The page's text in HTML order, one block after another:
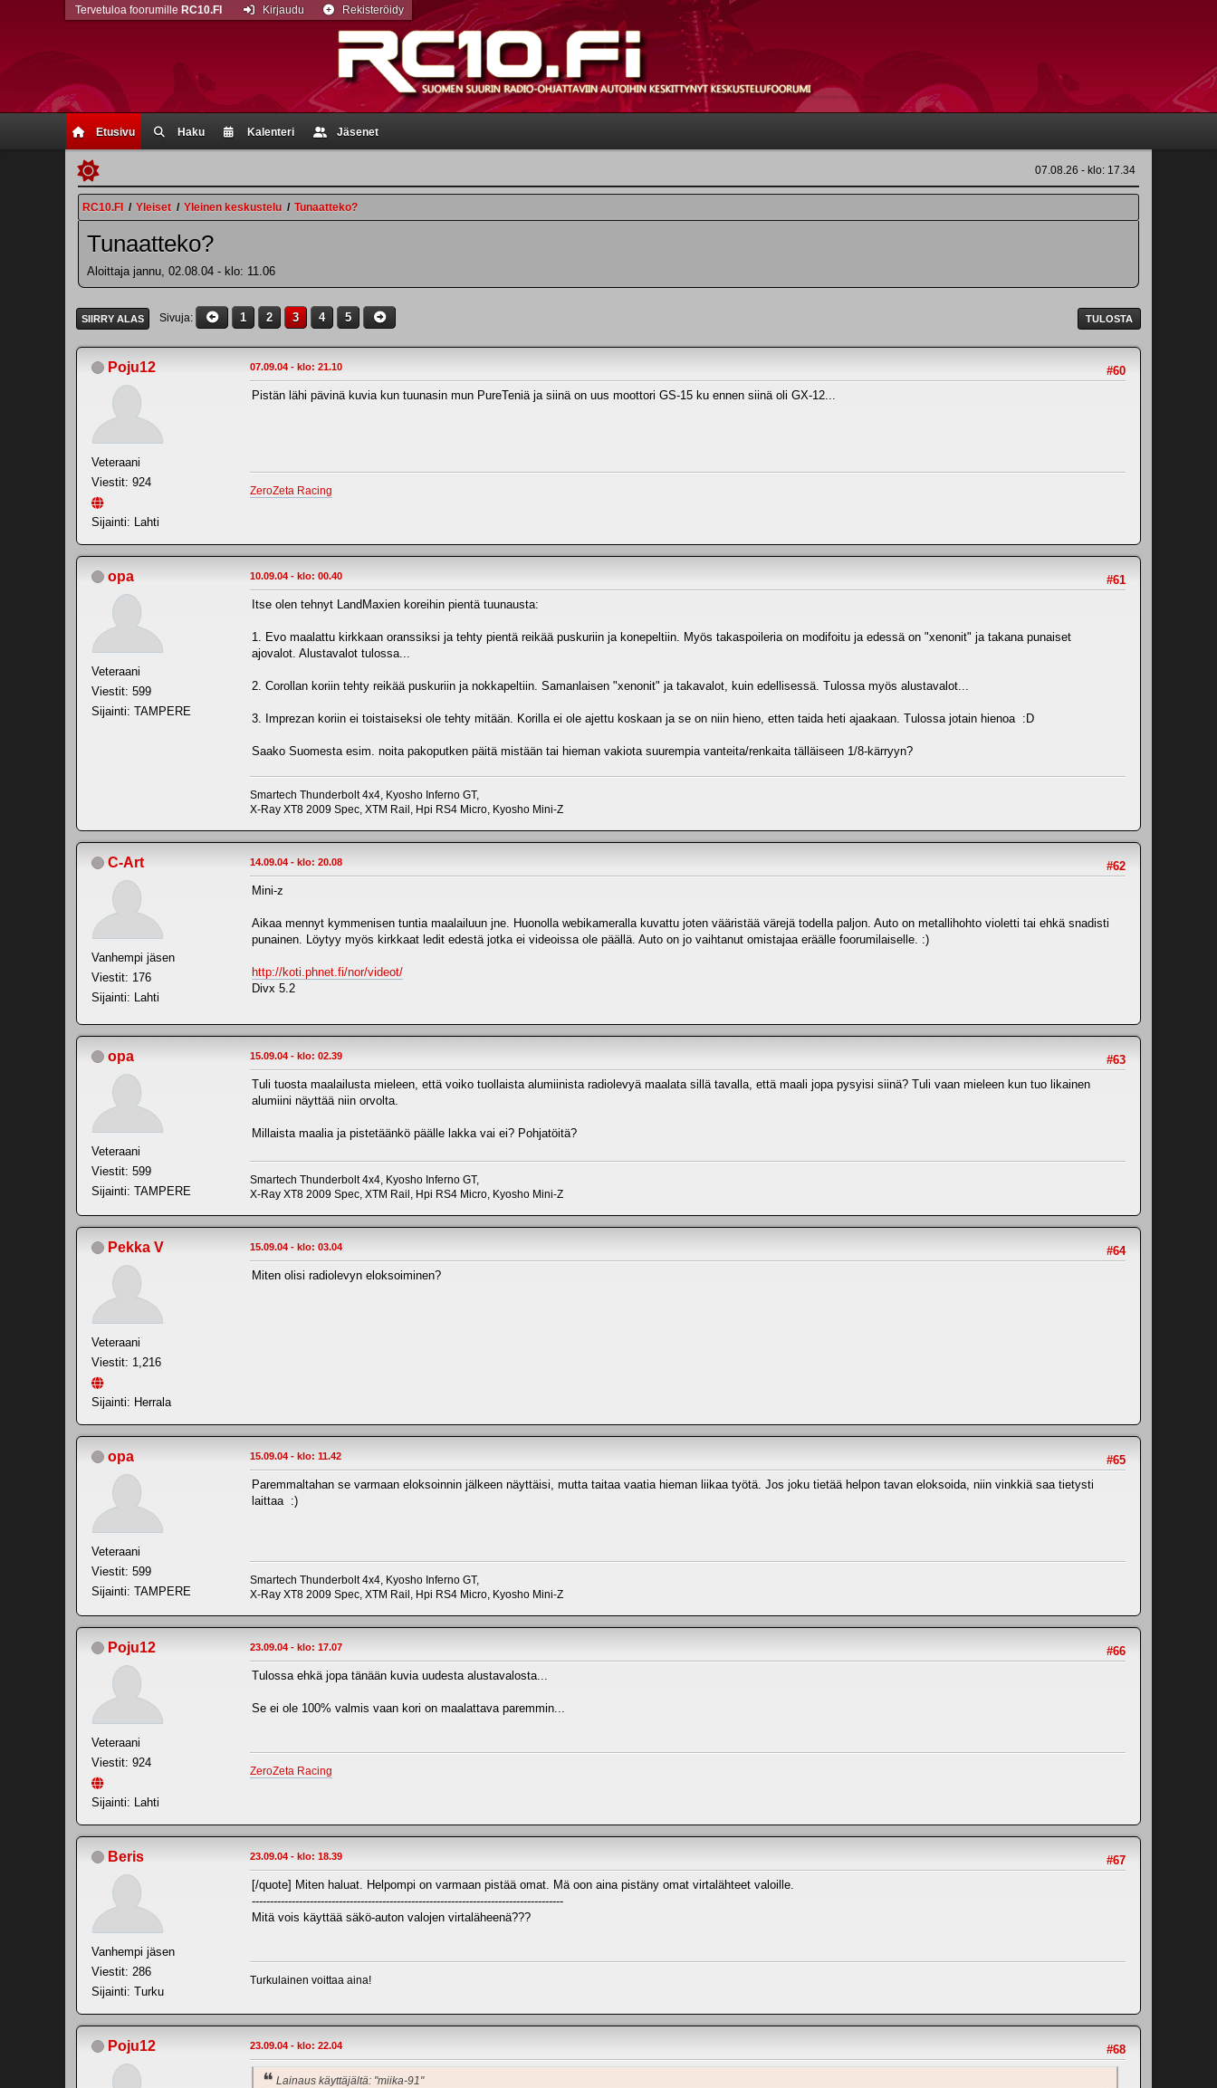
Etusivu Haku Kalenteri Jäsenet
Tervetuloa foorumille RC10.FI Kirjaudu Rekisteröidy
07.08.26 - klo: 17.34
RC10.FI / Yleiset / Yleinen keskustelu / Tunaatteko?
Tunaatteko?
Aloittaja jannu, 02.08.04 - klo: 11.06
TULOSTA
SIIRRY ALAS Sivuja 1 2 3 4 5
Poju12
Veteraani
Viestit: 924
Sijainti: Lahti
#60
07.09.04 - klo: 21.10
Pistän lähi pävinä kuvia kun tuunasin mun PureTeniä ja siinä on uus moottori GS-15 ku ennen siinä oli GX-12...
ZeroZeta Racing
opa
Veteraani
Viestit: 599
Sijainti: TAMPERE
#61
10.09.04 - klo: 00.40
Itse olen tehnyt LandMaxien koreihin pientä tuunausta:
1. Evo maalattu kirkkaan oranssiksi ja tehty pientä reikää puskuriin ja konepeltiin. Myös takaspoileria on modifoitu ja edessä on "xenonit" ja takana punaiset
ajovalot. Alustavalot tulossa...
2. Corollan koriin tehty reikää puskuriin ja nokkapeltiin. Samanlaisen "xenonit" ja takavalot, kuin edellisessä. Tulossa myös alustavalot...
3. Imprezan koriin ei toistaiseksi ole tehty mitään. Korilla ei ole ajettu koskaan ja se on niin hieno, etten taida heti ajaakaan. Tulossa jotain hienoa :D
Saako Suomesta esim. noita pakoputken päitä mistään tai hieman vakiota suurempia vanteita/renkaita tälläiseen 1/8-kärryyn?
Smartech Thunderbolt 4x4, Kyosho Inferno GT,
X-Ray XT8 2009 Spec, XTM Rail, Hpi RS4 Micro, Kyosho Mini-Z
C-Art
Vanhempi jäsen
Viestit: 176
Sijainti: Lahti
#62
14.09.04 - klo: 20.08
Mini-z
Aikaa mennyt kymmenisen tuntia maalailuun jne. Huonolla webikameralla kuvattu joten vääristää värejä todella paljon. Auto on metallihohto violetti tai ehkä snadisti
punainen. Löytyy myös kirkkaat ledit edestä jotka ei videoissa ole päällä. Auto on jo vaihtanut omistajaa eräälle foorumilaiselle. :)
http://koti.phnet.fi/nor/videot/
Divx 5.2
opa
Veteraani
Viestit: 599
Sijainti: TAMPERE
#63
15.09.04 - klo: 02.39
Tuli tuosta maalailusta mieleen, että voiko tuollaista alumiinista radiolevyä maalata sillä tavalla, että maali jopa pysyisi siinä? Tuli vaan mieleen kun tuo likainen
alumiini näyttää niin orvolta.
Millaista maalia ja pistetäänkö päälle lakka vai ei? Pohjatöitä?
Smartech Thunderbolt 4x4, Kyosho Inferno GT,
X-Ray XT8 2009 Spec, XTM Rail, Hpi RS4 Micro, Kyosho Mini-Z
Pekka V
Veteraani
Viestit: 1,216
Sijainti: Herrala
#64
15.09.04 - klo: 03.04
Miten olisi radiolevyn eloksoiminen?
opa
Veteraani
Viestit: 599
Sijainti: TAMPERE
#65
15.09.04 - klo: 11.42
Paremmaltahan se varmaan eloksoinnin jälkeen näyttäisi, mutta taitaa vaatia hieman liikaa työtä. Jos joku tietää helpon tavan eloksoida, niin vinkkiä saa tietysti
laittaa :)
Smartech Thunderbolt 4x4, Kyosho Inferno GT,
X-Ray XT8 2009 Spec, XTM Rail, Hpi RS4 Micro, Kyosho Mini-Z
Poju12
Veteraani
Viestit: 924
Sijainti: Lahti
#66
23.09.04 - klo: 17.07
Tulossa ehkä jopa tänään kuvia uudesta alustavalosta...
Se ei ole 100% valmis vaan kori on maalattava paremmin...
ZeroZeta Racing
Beris
Vanhempi jäsen
Viestit: 286
Sijainti: Turku
#67
23.09.04 - klo: 18.39
[/quote] Miten haluat. Helpompi on varmaan pistää omat. Mä oon aina pistäny omat virtalähteet valoille.
--------------------------------------------------------------------------------------
Mitä vois käyttää säkö-auton valojen virtaläheenä???
Turkulainen voittaa aina!
Poju12 #68
23.09.04 - klo: 22.04
Lainaus käyttäjältä: "miika-91"